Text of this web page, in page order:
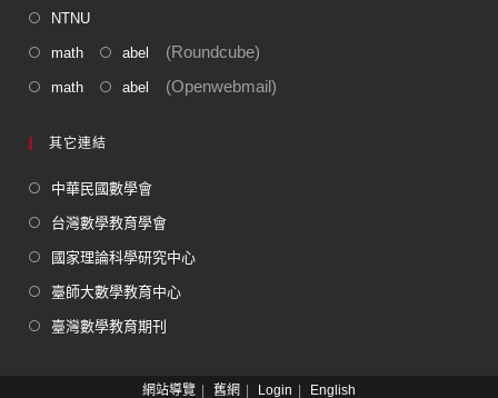
NTNU
math abel (Roundcube)
math abel (Openwebmail)
其它連結
中華民國數學會
台灣數學教育學會
國家理論科學研究中心
臺師大數學教育中心
臺灣數學教育期刊
網站導覽 舊網 Login English